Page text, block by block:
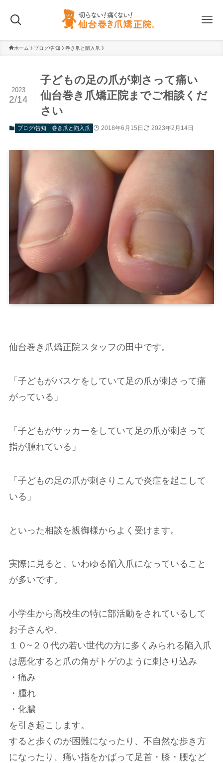
ホーム ブログ/告知 巻き爪と陥入爪
子どもの足の爪が刺さって痛い
仙台巻き爪矯正院までご相談くだ
さい
2023
2/14
ブログ/告知 巻き爪と陥入爪 2018年6月15日 2023年2月14日
仙台巻き爪矯正院スタッフの田中です。
「子どもがバスケをしていて足の爪が刺さって痛
がっている」
「子どもがサッカーをしていて足の爪が刺さって
指が腫れている」
「子どもの足の爪が刺さりこんで炎症を起こして
いる」
といった相談を親御様からよく受けます。
実際に見ると、いわゆる陥入爪になっていること
が多いです。
小学生から高校生の特に部活動をされているして
お子さんや、
１０~２０代の若い世代の方に多くみられる陥入爪
は悪化すると爪の角がトゲのように刺さり込み
・痛み
・腫れ
・化膿
を引き起こします。
すると歩くのが困難になったり、不自然な歩き方
になったり、痛い指をかばって足首・膝・腰など